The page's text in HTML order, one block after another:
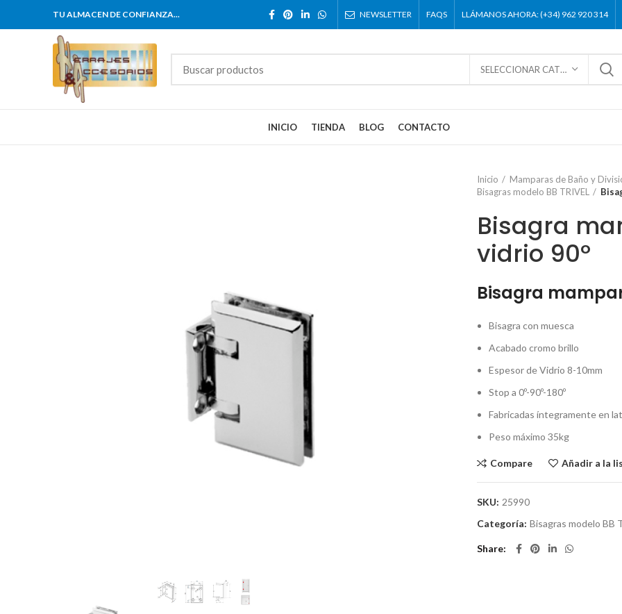
TU ALMACEN DE CONFIANZA... NEWSLETTER FAQS LLÁMANOS AHORA: (+34) 962 920 314
SELECCIONAR CATEGORÍA
INICIO TIENDA BLOG CONTACTO
Inicio Mamparas de Baño y
Bisagras modelo BB TRIVEL
Bisagra
vidrio 90º
Bisagra
Bisagra con muesca
Acabado cromo brillo
Espesor de Vidrio 8-10mm
Stop a 0º-90º-180º
Fabricadas íntegramente en
Peso máximo 35kg
Compare Añadir a la
SKU: 25990
Categoría: Bisagras modelo BB
Share